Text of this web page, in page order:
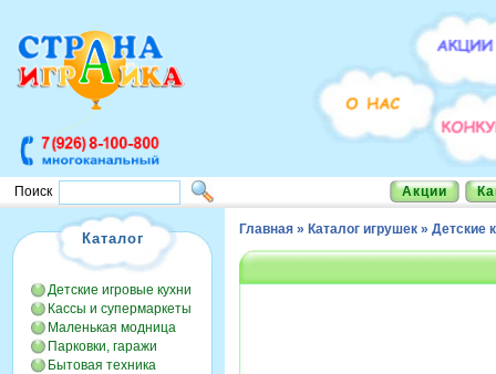
Поиск Акции
Каталог
Детские игровые кухни
Кассы и супермаркеты
Маленькая модница
Парковки, гаражи
Бытовая техника
Главная » Каталог игрушек » Детские